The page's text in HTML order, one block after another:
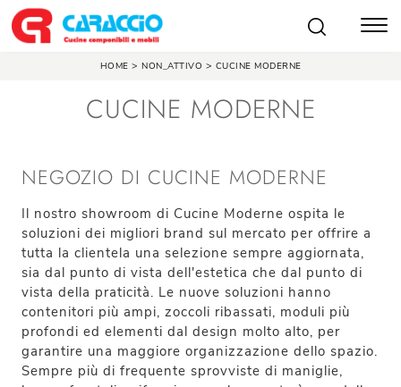
HOME > NON_ATTIVO > CUCINE MODERNE
CUCINE MODERNE
NEGOZIO DI CUCINE MODERNE
Il nostro showroom di Cucine Moderne ospita le
soluzioni dei migliori brand sul mercato per offrire a
tutta la clientela una selezione sempre aggiornata,
sia dal punto di vista dell'estetica che dal punto di
vista della praticità. Le nuove soluzioni hanno
contenitori più ampi, zoccoli ribassati, moduli più
profondi ed elementi dal design molto alto, per
garantire una maggiore organizzazione dello spazio.
Sempre più di frequente sprovviste di maniglie,